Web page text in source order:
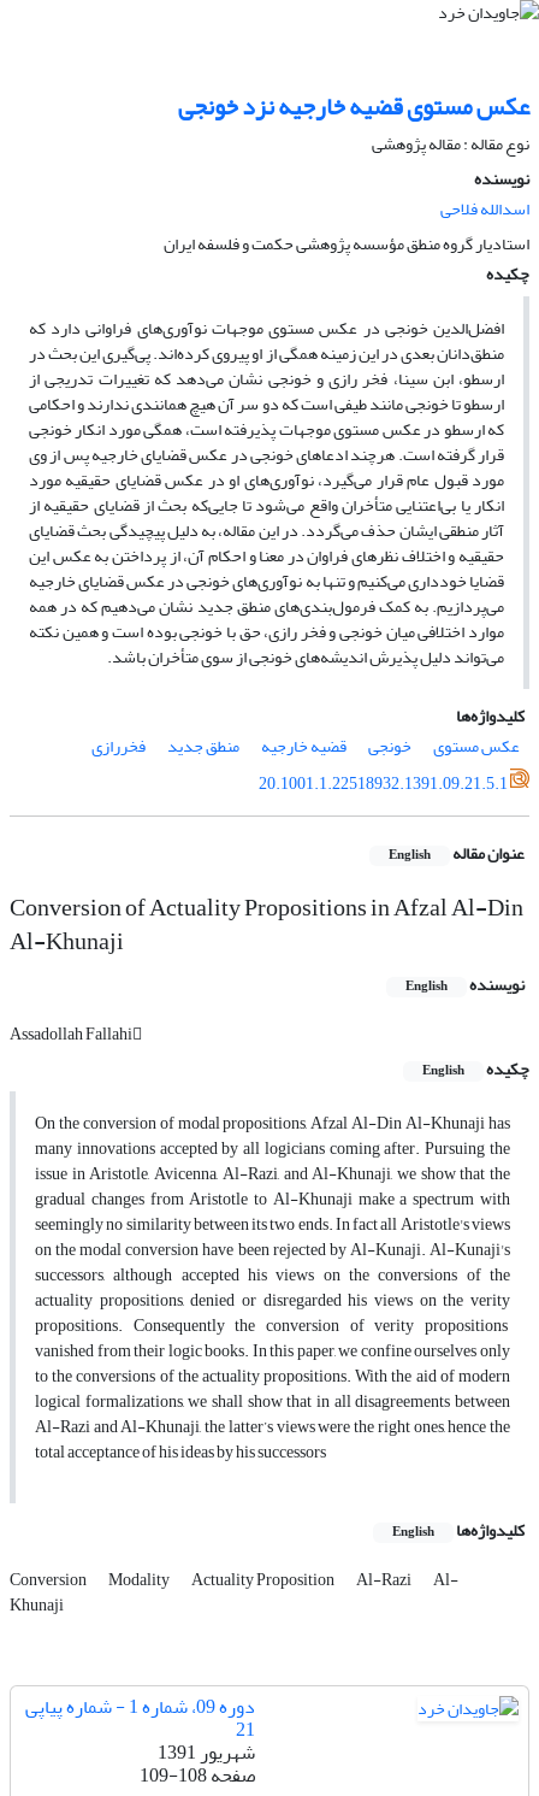
عکس مستوی قضیه خارجیه نزد خونجی
نوع مقاله : مقاله پژوهشی
نویسنده
اسدالله فلاحی
استادیار گروه منطق مؤسسه پژوهشی حکمت و فلسفه ایران
چکیده
افضل‌الدین خونجی در عکس مستوی موجهات نوآوری‌های فراوانی دارد که
منطق‌دانان بعدی در این زمینه همگی از او پیروی کرده‌اند. پی‌گیری این بحث در
ارسطو، ابن سینا، فخر رازی و خونجی نشان می‌دهد که تغییرات تدریجی از
ارسطو تا خونجی مانند طیفی است که دو سر آن هیچ همانندی ندارند و احکامی
که ارسطو در عکس مستوی موجهات پذیرفته است، همگی مورد انکار خونجی
قرار گرفته است. هرچند ادعاهای خونجی در عکس قضایای خارجیه پس از وی
مورد قبول عام قرار می‌گیرد، نوآوری‌های او در عکس قضایای حقیقیه مورد
انکار یا بی‌اعتنایی متأخران واقع می‌شود تا جایی‌که بحث از قضایای حقیقیه از
آثار منطقی ایشان حذف می‌گردد. در این مقاله، به دلیل پیچیدگی بحث قضایای
حقیقیه و اختلاف نظرهای فراوان در معنا و احکام آن، از پرداختن به عکس این
قضایا خودداری می‌کنیم و تنها به نوآوری‌های خونجی در عکس قضایای خارجیه
می‌پردازیم. به کمک فرمول‌بندی‌های منطق جدید نشان می‌دهیم که در همه‌
موارد اختلافی میان خونجی و فخر رازی، حق با خونجی بوده است و همین نکته
می‌تواند دلیل پذیرش اندیشه‌های خونجی از سوی متأخران باشد.
کلیدواژه‌ها
عکس مستوی
خونجی قضیه خارجیه منطق جدید
فخررازی
20.1001.1.22518932.1391.09.21.5.1
عنوان مقاله English
Conversion of Actuality Propositions in Afzal Al-Din
Al-Khunaji
نویسنده English
Assadollah Fallahi
چکیده
English
On the conversion of modal propositions, Afzal Al-Din Al-Khunaji has
many innovations accepted by all logicians coming after. Pursuing the
issue in Aristotle, Avicenna, Al-Razi, and Al-Khunaji, we show that the
gradual changes from Aristotle to Al-Khunaji make a spectrum with
seemingly no similarity between its two ends. In fact all Aristotle's views
on the modal conversion have been rejected by Al-Kunaji. Al-Kunaji's
successors, although accepted his views on the conversions of the
actuality propositions, denied or disregarded his views on the verity
propositions. Consequently the conversion of verity propositions
vanished from their logic books. In this paper, we confine ourselves only
to the conversions of the actuality propositions. With the aid of modern
logical formalizations, we shall show that in all disagreements between
Al-Razi and Al-Khunaji, the latter’s views were the right ones, hence the
total acceptance of his ideas by his successors
کلیدواژه‌ها English
Conversion Modality Actuality Proposition Al-Razi Al-
Khunaji
دوره 09، شماره 1 - شماره پیاپی
21
شهریور 1391
صفحه109-108